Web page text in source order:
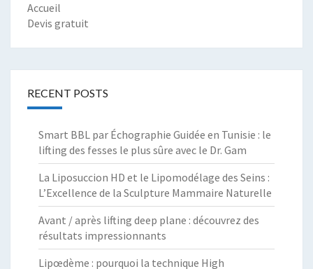
Accueil
Devis gratuit
RECENT POSTS
Smart BBL par Échographie Guidée en Tunisie : le
lifting des fesses le plus sûre avec le Dr. Gam
La Liposuccion HD et le Lipomodélage des Seins :
L’Excellence de la Sculpture Mammaire Naturelle
Avant / après lifting deep plane : découvrez des
résultats impressionnants
Lipœdème : pourquoi la technique High